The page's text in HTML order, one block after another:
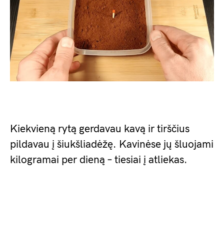
Kiekvieną rytą gerdavau kavą ir tirščius
pildavau į šiukšliadėžę. Kavinėse jų šluojami
kilogramai per dieną – tiesiai į atliekas.